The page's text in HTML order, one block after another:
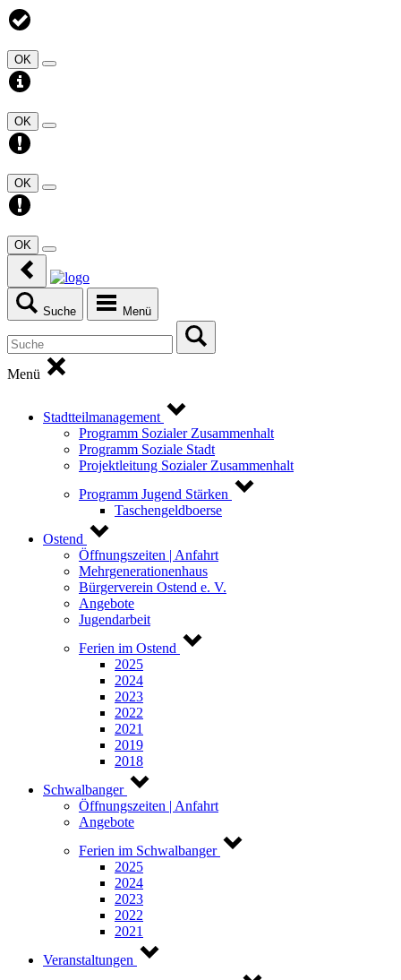
OK
OK
OK
OK
Suche Menü
Menü
Stadtteilmanagement
Programm Sozialer Zusammenhalt
Programm Soziale Stadt
Projektleitung Sozialer Zusammenhalt
Programm Jugend Stärken
Taschengeldboerse
Ostend
Öffnungszeiten | Anfahrt
Mehrgenerationenhaus
Bürgerverein Ostend e. V.
Angebote
Jugendarbeit
Ferien im Ostend
2025
2024
2023
2022
2021
2019
2018
Schwalbanger
Öffnungszeiten | Anfahrt
Angebote
Ferien im Schwalbanger
2025
2024
2023
2022
2021
Veranstaltungen